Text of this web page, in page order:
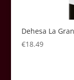
Dehesa La
€18.49